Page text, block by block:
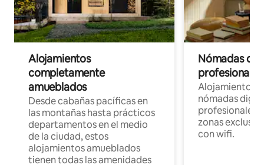
Alojamientos
completamente
amueblados
Desde cabañas pacíficas en
las montañas hasta prácticos
departamentos en el medio
de la ciudad, estos
alojamientos amueblados
tienen todas las amenidades
Nómadas
Alojamientos
nómadas
profesionales
zonas
con wifi.